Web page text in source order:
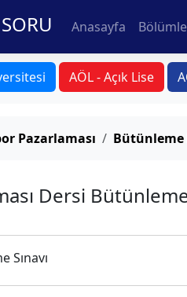
Anasayfa
AÖL - Açık Lise
Pazarlaması Bütünleme
Dersi
Sınavı